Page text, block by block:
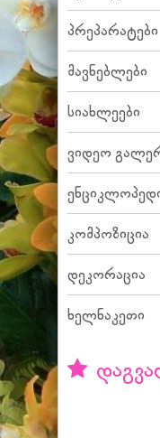
პრეპარატები
მავნებლები
სიახლეები
ვიდეო
კომპოზიცია
დეკორაცია
ხელნაკეთი